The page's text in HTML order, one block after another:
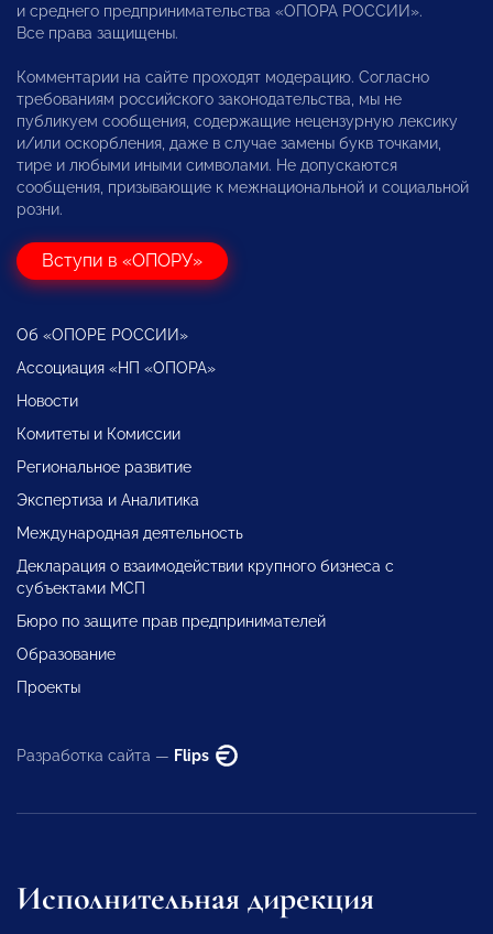
и среднего предпринимательства «ОПОРА РОССИИ».
Все права защищены.
Комментарии на сайте проходят модерацию. Согласно
требованиям российского законодательства, мы не
публикуем сообщения, содержащие нецензурную лексику
и/или оскорбления, даже в случае замены букв точками,
тире и любыми иными символами. Не допускаются
сообщения, призывающие к межнациональной и социальной
розни.
Вступи в «ОПОРУ»
Об «ОПОРЕ РОССИИ»
Ассоциация «НП «ОПОРА»
Новости
Комитеты и Комиссии
Региональное развитие
Экспертиза и Аналитика
Международная деятельность
Декларация о взаимодействии крупного бизнеса с
субъектами МСП
Бюро по защите прав предпринимателей
Образование
Проекты
Разработка сайта — Flips
Исполнительная дирекция